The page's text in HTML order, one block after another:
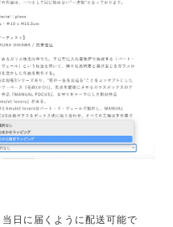
日に届くように配送可能で